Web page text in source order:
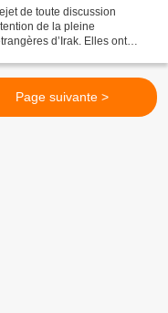
de toute discussion
de la pleine
d’Irak. Elles ont
Page suivante >